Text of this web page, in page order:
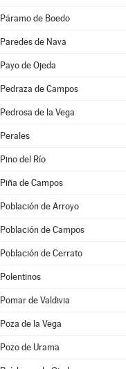
Páramo de Boedo
Paredes de Nava
Payo de Ojeda
Pedraza de Campos
Pedrosa de la Vega
Perales
Pino del Río
Piña de Campos
Población de Arroyo
Población de Campos
Población de Cerrato
Polentinos
Pomar de Valdivia
Poza de la Vega
Pozo de Urama